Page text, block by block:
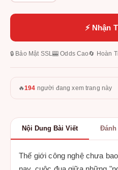
⚡ Nhận
🔒 Bảo Mật SSL 🎰 Odds Cao🔄 Hoàn
🔥194 người đang xem trang này
Nội Dung Bài Viết Đánh
Thế giới công nghệ chưa